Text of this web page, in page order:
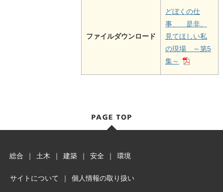
ファイルダウンロード
どぼくの仕
事 是非、
見てほしい私
の現場 ～第5
集～
総合 ｜ 土木 ｜ 建築 ｜ 安全 ｜ 環境
サイトについて ｜ 個人情報の取り扱い